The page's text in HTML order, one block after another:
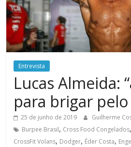
Entrevista
Lucas Almeida:
para brigar
25 de junho de 2019 Guilherme
Burpee Brasil, Cross Food Congelados,
CrossFit Volans, Dodger, Éder Costa,